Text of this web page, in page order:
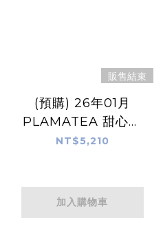
販售結束
(預購) 26年01月
PLAMATEA 甜心戰
士
NT$5,210
加入購物車